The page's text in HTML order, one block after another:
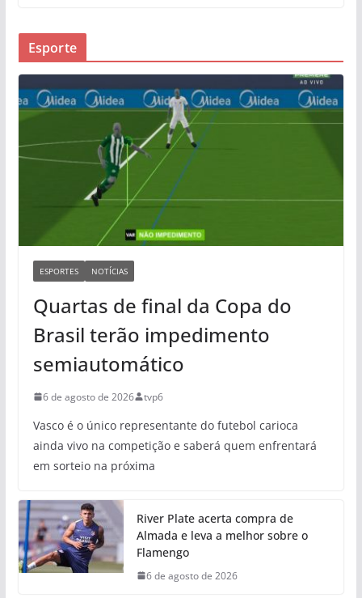
Esporte
ESPORTES NOTÍCIAS
Quartas de final da Copa do
Brasil terão impedimento
semiautomático
6 de agosto de 2026 tvp6
Vasco é o único representante do futebol carioca
ainda vivo na competição e saberá quem enfrentará
em sorteio na próxima
River Plate acerta compra de
Almada e leva a melhor sobre o
Flamengo
6 de agosto de 2026